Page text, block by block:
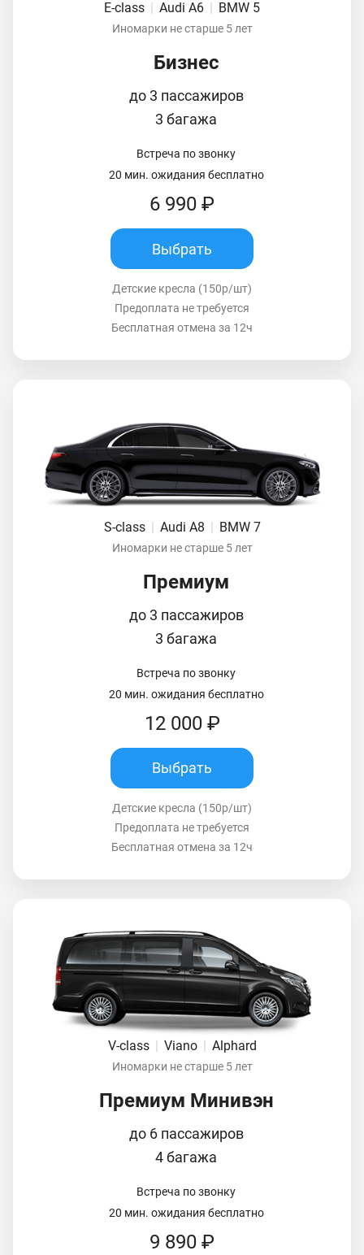
E-class | Audi A6 | BMW 5
Иномарки не старше 5 лет
Бизнес
до 3 пассажиров
3 багажа
Встреча по звонку
20 мин. ожидания бесплатно
6 990 ₽
Выбрать
Детские кресла (150р/шт)
Предоплата не требуется
Бесплатная отмена за 12ч
S-class | Audi A8 | BMW 7
Иномарки не старше 5 лет
Премиум
до 3 пассажиров
3 багажа
Встреча по звонку
20 мин. ожидания бесплатно
12 000 ₽
Выбрать
Детские кресла (150р/шт)
Предоплата не требуется
Бесплатная отмена за 12ч
V-class Viano Alphard
Иномарки не старше 5 лет
Премиум Минивэн
до 6 пассажиров
4 багажа
Встреча по звонку
20 мин. ожидания бесплатно
9 890 ₽